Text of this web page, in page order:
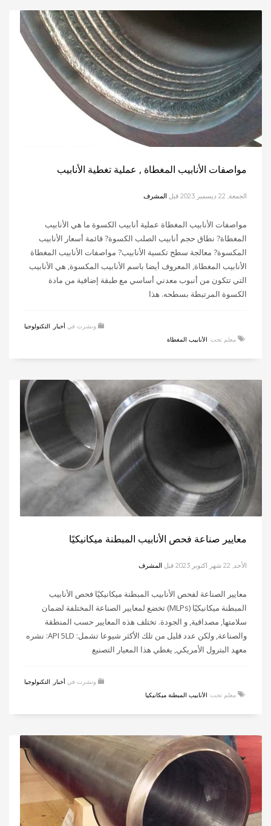
مواصفات الأنابيب المغطاة , عملية تغطية الأنابيب
الجمعة, 22 ديسمبر 2023 قبل المشرف
مواصفات الأنابيب المغطاة عملية أنابيب الكسوة ما هي الأنابيب
المغطاة? نطاق حجم أنابيب الصلب الكسوة? قائمة أسعار الأنابيب
المكسوة? معالجة سطح تكسية الأنابيب? مواصفات الأنابيب المغطاة
الأنابيب المغطاة, المعروف أيضا باسم الأنابيب المكسوة, هي الأنابيب
التي تتكون من أنبوب معدني أساسي مع طبقة إضافية من مادة
الكسوة المرتبطة بسطحه. هذا
ونشرت في أخبار , التكنولوجيا
معلم تحت: الأنابيب المغطاة
معايير صناعة فحص الأنابيب المبطنة ميكانيكيًا
الأحد, 22 شهر اكتوبر 2023 قبل المشرف
معايير الصناعة لفحص الأنابيب المبطنة ميكانيكيًا فحص الأنابيب
المبطنة ميكانيكيًا (MLPs) تخضع لمعايير الصناعة المختلفة لضمان
سلامتها, مصداقية, و الجودة. تختلف هذه المعايير حسب المنطقة
والصناعة, ولكن عدد قليل من تلك الأكثر شيوعا تشمل: API 5LD: نشره
معهد البترول الأمريكي, يغطي هذا المعيار التصنيع
ونشرت في أخبار , التكنولوجيا
معلم تحت: الأنابيب المبطنة ميكانيكيا